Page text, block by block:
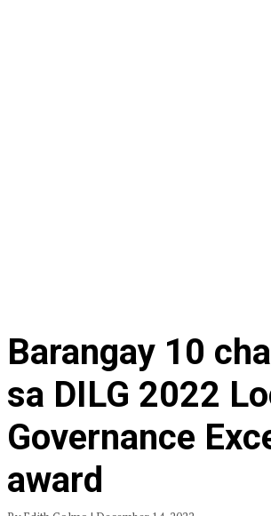
Barangay 10
sa DILG 2022
Governance
award